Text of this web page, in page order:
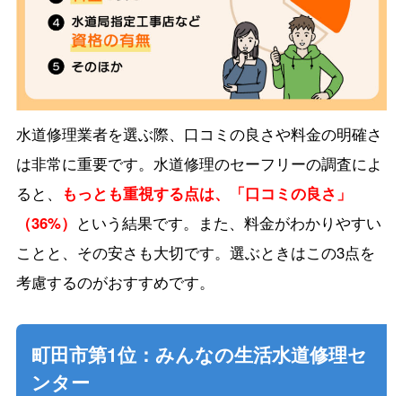
水道修理業者を選ぶ際、口コミの良さや料金の明確さ
は非常に重要です。水道修理のセーフリーの調査によ
ると、
もっとも重視する点は、「口コミの良さ」
（36%） という結果です。また、料金がわかりやすい
ことと、その安さも大切です。選ぶときはこの3点を
考慮するのがおすすめです。
町田市第1位：みんなの生活水道修理セ
ンター